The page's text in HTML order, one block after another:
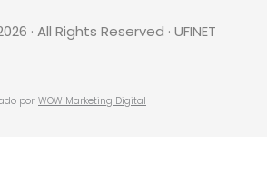
· All Rights Reserved · UFINET
por WOW Marketing Digital